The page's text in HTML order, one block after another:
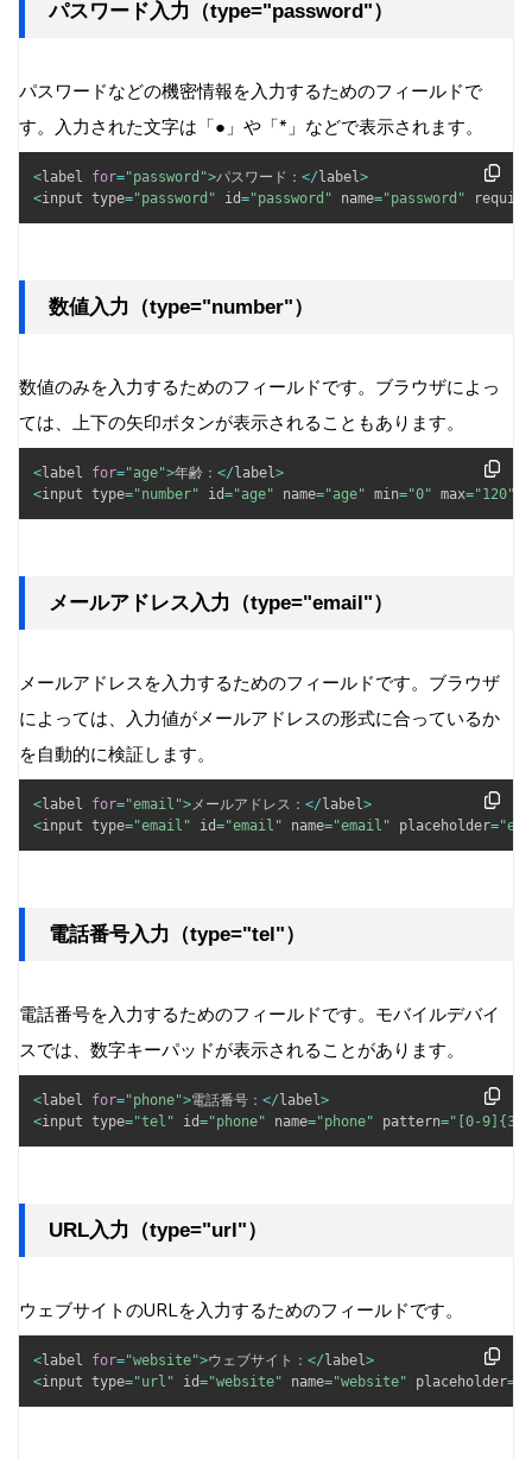
パスワード入力（type="password"）
パスワードなどの機密情報を入力するためのフィールドで
す。入力された文字は「●」や「*」などで表示されます。
<label for="password">パスワード： </ label>
<input type="password" id="password" name="password"
数値入力（type="number"）
数値のみを入力するためのフィールドです。ブラウザによっ
ては、上下の矢印ボタンが表示されることもあります。
<label for="age">年齢： </ label>
<input type="number" id="age" name="age" min="0" max="120"
メールアドレス入力（type="email"）
メールアドレスを入力するためのフィールドです。ブラウザ
によっては、入力値がメールアドレスの形式に合っているか
を自動的に検証します。
<label for="email">メールアドレス： </ label>
<input type="email" id="email" name="email" placeholder=
電話番号入力（type="tel"）
電話番号を入力するためのフィールドです。モバイルデバイ
スでは、数字キーパッドが表示されることがあります。
<label for="phone">電話番号： </ label>
<input type="tel" id="phone" name="phone" pattern="[0-
URL入力（type="url"）
ウェブサイトのURLを入力するためのフィールドです。
<label for="website">ウェブサイト： </ label>
<input type="url" id="website" name="website" placeholder=